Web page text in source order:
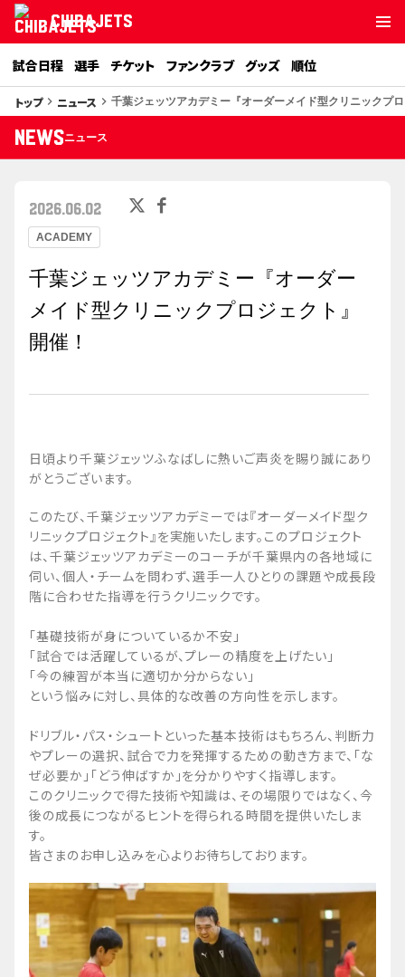
CHIBAJETS
試合日程 選手 チケット ファンクラブ グッズ 順位
トップkeyboard_arrow_right ニュース keyboard_arrow_right 千葉ジェッツアカデミー『オーダーメイド型クリニックプ
NEWSニュース
ACADEMY
2026.06.02
千葉ジェッツアカデミー『オーダー
メイド型クリニックプロジェクト』
開催！
日頃より千葉ジェッツふなばしに熱いご声炎を賜り誠にあり
がとうございます。
このたび、千葉ジェッツアカデミーでは『オーダーメイド型ク
リニックプロジェクト』を実施いたします。このプロジェクト
は、千葉ジェッツアカデミーのコーチが千葉県内の各地域に
伺い、個人・チームを問わず、選手一人ひとりの課題や成長段
階に合わせた指導を行うクリニックです。
「基礎技術が身についているか不安」
「試合では活躍しているが、プレーの精度を上げたい」
「今の練習が本当に適切か分からない」
という悩みに対し、具体的な改善の方向性を示します。
ドリブル・パス・シュートといった基本技術はもちろん、判断力
やプレーの選択、試合で力を発揮するための動き方まで、「な
ぜ必要か」「どう伸ばすか」を分かりやすく指導します。
このクリニックで得た技術や知識は、その場限りではなく、今
後の成長につながるヒントを得られる時間を提供いたしま
す。
皆さまのお申し込みを心よりお待ちしております。